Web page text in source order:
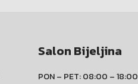
Salon Bijeljina
PON – PET: 08:00 – 18:00